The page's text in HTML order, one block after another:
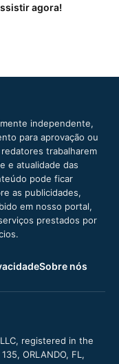
agora!
independente,
para aprovação ou
trabalharem
e atualidade das
pode ficar
as publicidades,
em nosso portal,
prestados por
Sobre nós
registered in the
ORLANDO, FL,